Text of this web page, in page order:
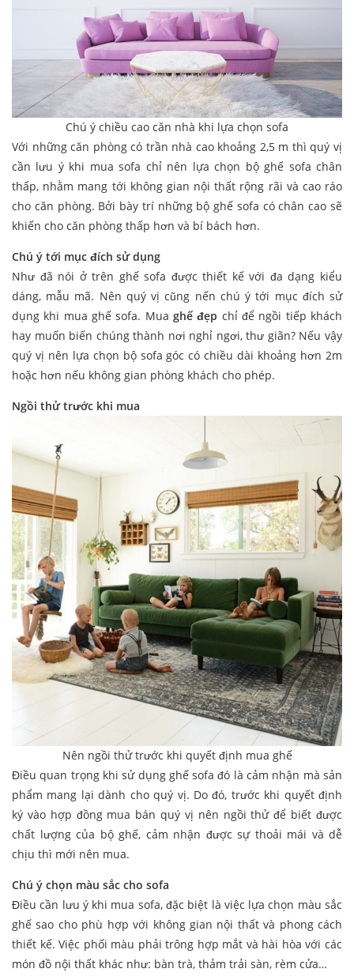
Chú ý chiều cao căn nhà khi lựa chọn sofa
Với những căn phòng có trần nhà cao khoảng 2,5 m thì quý vị
cần lưu ý khi mua sofa chỉ nên lựa chọn bộ ghế sofa chân
thấp, nhằm mang tới không gian nội thất rộng rãi và cao ráo
cho căn phòng. Bởi bày trí những bộ ghế sofa có chân cao sẽ
khiến cho căn phòng thấp hơn và bí bách hơn.
Chú ý tới mục đích sử dụng
Như đã nói ở trên ghế sofa được thiết kế với đa dạng kiểu
dáng, mẫu mã. Nên quý vị cũng nến chú ý tới mục đích sử
dụng khi mua ghế sofa. Mua ghế đẹp chỉ để ngồi tiếp khách
hay muốn biến chúng thành nơi nghỉ ngơi, thư giãn? Nếu vậy
quý vị nên lựa chọn bộ sofa góc có chiều dài khoảng hơn 2m
hoặc hơn nếu không gian phòng khách cho phép.
Ngồi thử trước khi mua
Nên ngồi thử trước khi quyết định mua ghế
Điều quan trọng khi sử dụng ghế sofa đó là cảm nhận mà sản
phẩm mang lại dành cho quý vị. Do đó, trước khi quyết định
ký vào hợp đồng mua bán quý vị nên ngồi thử để biết được
chất lượng của bộ ghế, cảm nhận được sự thoải mái và dễ
chịu thì mới nên mua.
Chú ý chọn màu sắc cho sofa
Điều cần lưu ý khi mua sofa, đặc biệt là việc lựa chọn màu sắc
ghế sao cho phù hợp với không gian nội thất và phong cách
thiết kế. Việc phối màu phải trông hợp mắt và hài hòa với các
món đồ nội thất khác như: bàn trà, thảm trải sàn, rèm cửa…